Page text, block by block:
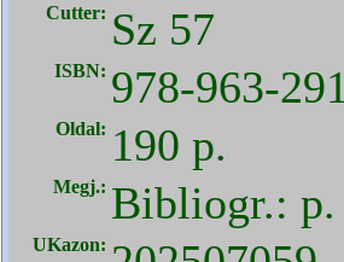
Cutter: Sz 57
ISBN: 978-963-
Oldal: 190 p.
Megj.: Bibliogr.: p.
UKazon: